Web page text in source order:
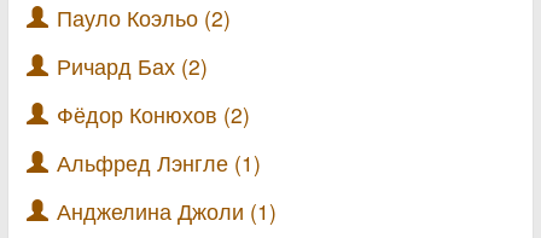
Пауло Коэльо (2)
Ричард Бах (2)
Фёдор Конюхов (2)
Альфред Лэнгле (1)
Анджелина Джоли (1)